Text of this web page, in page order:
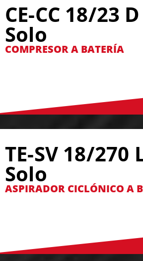
CE-CC 18/23
Solo
COMPRESOR A BATERÍA
TE-SV 18/270
Solo
ASPIRADOR CICLÓNICO A